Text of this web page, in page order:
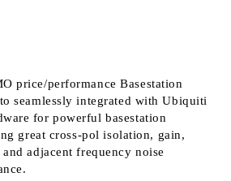
price/performance Basestation
seamlessly integrated with Ubiquiti
for powerful basestation
great cross-pol isolation, gain,
adjacent frequency noise